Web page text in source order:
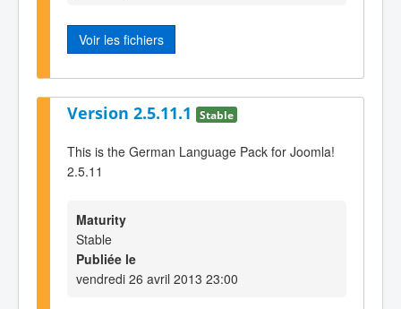
Voir les fichiers
Version 2.5.11.1 Stable
This is the German Language Pack for Joomla!
2.5.11
Maturity
Stable
Publiée le
vendredi 26 avril 2013 23:00